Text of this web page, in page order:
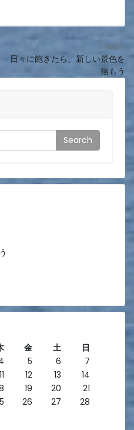
Next:
日々に飽きたら、新しい景色を
掴もう
金 土
日
5 6
7
11 12 13
14
19 20
21
26 27
28